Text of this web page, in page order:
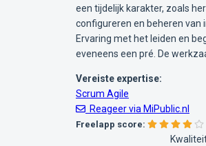
een tijdelijk karakter, zoals
configureren en beheren
Ervaring met het leiden en
eveneens een pré. De
Vereiste expertise:
Scrum Agile
Reageer via MiPublic.nl
Freelapp score: